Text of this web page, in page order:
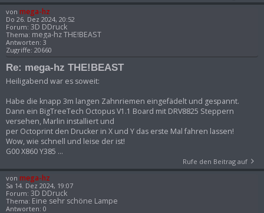
von mega-hz
Do 26. Dez 2024, 20:52
Forum: 3D DDruck
Thema: mega-hz THE!BEAST
Antworten: 3
Zugriffe: 20660
Re: mega-hz THE!BEAST
Heiligabend war es soweit:
Habe die knapp 3m langen Zahnriemen eingefädelt und gespannt.
Dann ein BigTreeTech Octopus V1.1 Board mit DRV8825 Steppern
versehen, Marlin installiert und
per Octoprint den Drucker in X und Y das erste Mal fahren lassen!
Wow, wie schnell und leise der ist!
G00 X860 Y385 ...
Rufe den Beitrag auf
von mega-hz
Sa 14. Dez 2024, 19:07
Forum: 3D DDruck
Thema: Eine sehr schöne Lampe
Antworten: 0